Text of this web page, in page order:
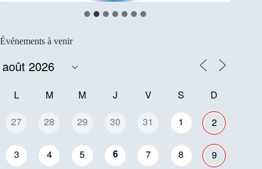
Événements à venir
L M M J V S D
27 28 29 30 31 1 2
3 4 5 6 7 8 9